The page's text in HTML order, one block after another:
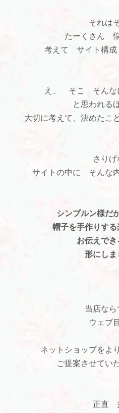
それは
たーくさん
考えて サイト構成
え、 そこ そんな
と思われる
大切に考えて、決めたこ
さりげ
サイトの中に そんな
シンプルン様だ
帽子を手作りす
お伝えでき
形にしま
当店な
ウェブ
ネットショップをよ
ご提案させてい
正直